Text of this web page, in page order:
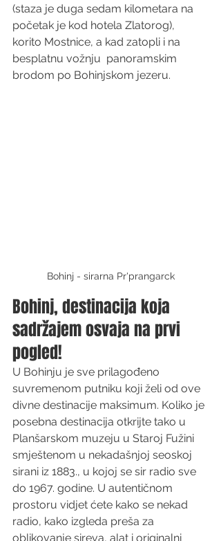
(staza je duga sedam kilometara na
početak je kod hotela Zlatorog),
korito Mostnice, a kad zatopli i na
besplatnu vožnju  panoramskim
brodom po Bohinjskom jezeru.
Bohinj - sirarna Pr'prangarck
Bohinj, destinacija koja
sadržajem osvaja na prvi
pogled!
U Bohinju je sve prilagođeno
suvremenom putniku koji želi od ove
divne destinacije maksimum. Koliko je
posebna destinacija otkrijte tako u
Planšarskom muzeju u Staroj Fužini
smještenom u nekadašnjoj seoskoj
sirani iz 1883., u kojoj se sir radio sve
do 1967. godine. U autentičnom
prostoru vidjet ćete kako se nekad
radio, kako izgleda preša za
oblikovanje sireva, alat i originalni